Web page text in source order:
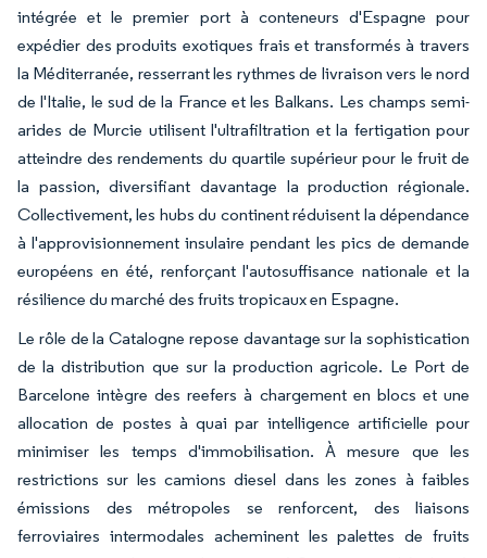
intégrée et le premier port à conteneurs d'Espagne pour
expédier des produits exotiques frais et transformés à travers
la Méditerranée, resserrant les rythmes de livraison vers le nord
de l'Italie, le sud de la France et les Balkans. Les champs semi-
arides de Murcie utilisent l'ultrafiltration et la fertigation pour
atteindre des rendements du quartile supérieur pour le fruit de
la passion, diversifiant davantage la production régionale.
Collectivement, les hubs du continent réduisent la dépendance
à l'approvisionnement insulaire pendant les pics de demande
européens en été, renforçant l'autosuffisance nationale et la
résilience du marché des fruits tropicaux en Espagne.
Le rôle de la Catalogne repose davantage sur la sophistication
de la distribution que sur la production agricole. Le Port de
Barcelone intègre des reefers à chargement en blocs et une
allocation de postes à quai par intelligence artificielle pour
minimiser les temps d'immobilisation. À mesure que les
restrictions sur les camions diesel dans les zones à faibles
émissions des métropoles se renforcent, des liaisons
ferroviaires intermodales acheminent les palettes de fruits